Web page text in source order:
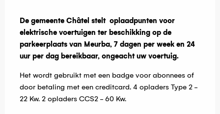
De gemeente Châtel stelt  oplaadpunten voor
elektrische voertuigen ter beschikking op de
parkeerplaats van Meurba, 7 dagen per week en 24
uur per dag bereikbaar, ongeacht uw voertuig.
Het wordt gebruikt met een badge voor abonnees of
door betaling met een creditcard. 4 opladers Type 2 -
22 Kw. 2 opladers CCS2 - 60 Kw.